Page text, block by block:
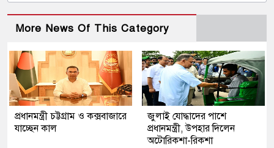
More News Of This Category
প্রধানমন্ত্রী চট্টগ্রাম ও কক্সবাজারে
যাচ্ছেন কাল
জুলাই যোদ্ধাদের পাশে
প্রধানমন্ত্রী, উপহার দিলেন
অটোরিকশা-রিকশা